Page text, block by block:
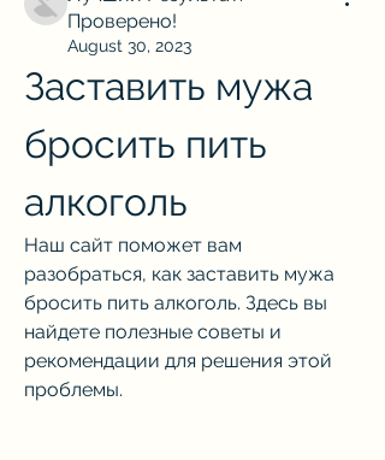
Проверено!
August 30, 2023
Заставить мужа
бросить пить
алкоголь
Наш сайт поможет вам
разобраться, как заставить мужа
бросить пить алкоголь. Здесь вы
найдете полезные советы и
рекомендации для решения этой
проблемы.